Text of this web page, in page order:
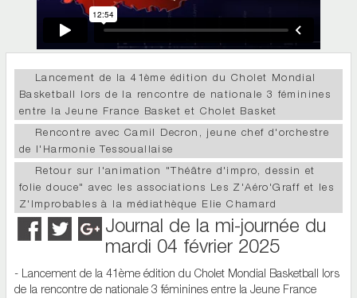
Lancement de la 41ème édition du Cholet Mondial
Basketball lors de la rencontre de nationale 3 féminines
entre la Jeune France Basket et Cholet Basket
Rencontre avec Camil Decron, jeune chef d'orchestre
de l'Harmonie Tessouallaise
Retour sur l'animation "Théâtre d'impro, dessin et
folie douce" avec les associations Les Z'Aéro'Graff et les
Z'Improbables à la médiathèque Elie Chamard
Journal de la mi-journée du
mardi 04 février 2025
- Lancement de la 41ème édition du Cholet Mondial Basketball lors
de la rencontre de nationale 3 féminines entre la Jeune France